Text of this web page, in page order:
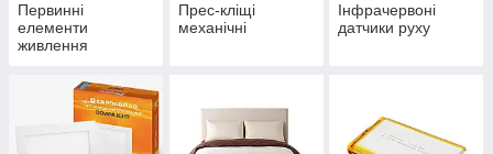
Первинні
елементи
живлення
Прес-кліщі
механічні
Інфрачервоні
датчики руху